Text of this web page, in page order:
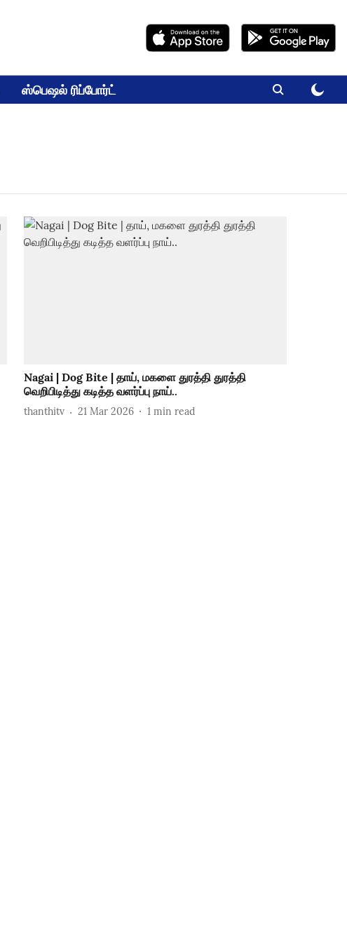
ஸ்பெஷல் ரிப்போர்ட்
Nagai | Dog Bite | தாய், மகளை துரத்தி துரத்தி
வெறிபிடித்து கடித்த வளர்ப்பு நாய்..
thanthitv 21 Mar 2026 1 min read